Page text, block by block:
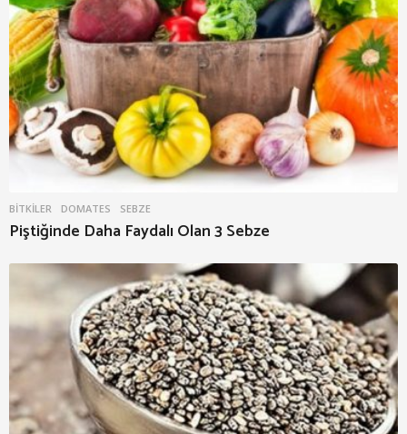
BITKILER DOMATES ,SEBZE
Piştiğinde Daha Faydalı Olan 3 Sebze